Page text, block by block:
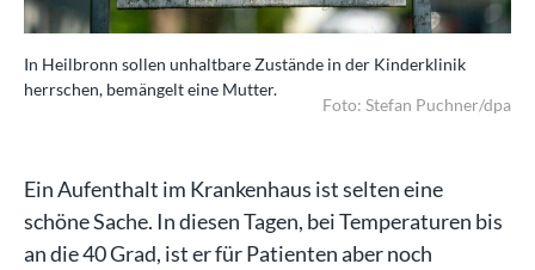
In Heilbronn sollen unhaltbare Zustände in der Kinderklinik
herrschen, bemängelt eine Mutter.
Foto: Stefan Puchner/dpa
Ein Aufenthalt im Krankenhaus ist selten eine
schöne Sache. In diesen Tagen, bei Temperaturen bis
an die 40 Grad, ist er für Patienten aber noch